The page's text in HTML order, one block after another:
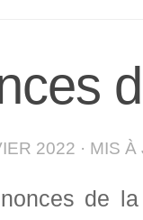
2022 · MIS
de